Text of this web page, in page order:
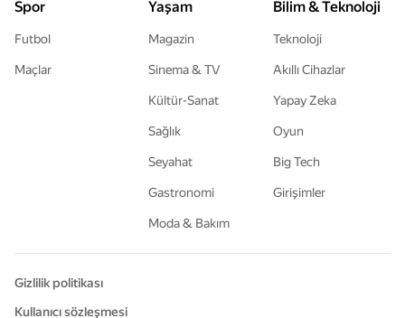
Spor
Futbol
Maçlar
Yaşam
Magazin
Sinema & TV
Kültür-Sanat
Sağlık
Seyahat
Gastronomi
Moda & Bakım
Bilim & Teknoloji
Teknoloji
Akıllı Cihazlar
Yapay Zeka
Oyun
Big Tech
Girişimler
Gizlilik politikası
Kullanıcı sözleşmesi